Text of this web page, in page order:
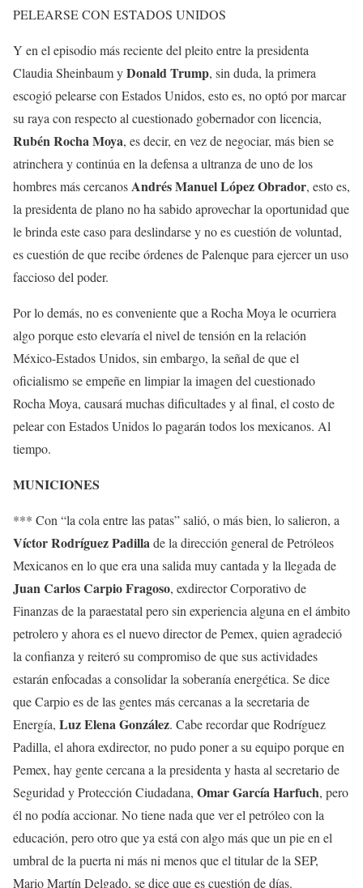
PELEARSE CON ESTADOS UNIDOS
Y en el episodio más reciente del pleito entre la presidenta
Claudia Sheinbaum yDonald Trump, sin duda, la primera
escogió pelearse con Estados Unidos, esto es, no optó por marcar
su raya con respecto al cuestionado gobernador con licencia,
Rubén Rocha Moya, es decir, en vez de negociar, más bien se
atrinchera y continúa en la defensa a ultranza de uno de los
hombres más cercanosAndrés Manuel López Obrador, esto es,
la presidenta de plano no ha sabido aprovechar la oportunidad que
le brinda este caso para deslindarse y no es cuestión de voluntad,
es cuestión de que recibe órdenes de Palenque para ejercer un uso
faccioso del poder.
Por lo demás, no es conveniente que a Rocha Moya le ocurriera
algo porque esto elevaría el nivel de tensión en la relación
México-Estados Unidos, sin embargo, la señal de que el
oficialismo se empeñe en limpiar la imagen del cuestionado
Rocha Moya, causará muchas dificultades y al final, el costo de
pelear con Estados Unidos lo pagarán todos los mexicanos. Al
tiempo.
MUNICIONES
*** Con “la cola entre las patas” salió, o más bien, lo salieron, a
Víctor Rodríguez Padillade la dirección general de Petróleos
Mexicanos en lo que era una salida muy cantada y la llegada de
Juan Carlos Carpio Fragoso, exdirector Corporativo de
Finanzas de la paraestatal pero sin experiencia alguna en el ámbito
petrolero y ahora es el nuevo director de Pemex, quien agradeció
la confianza y reiteró su compromiso de que sus actividades
estarán enfocadas a consolidar la soberanía energética. Se dice
que Carpio es de las gentes más cercanas a la secretaria de
Energía, Luz Elena González. Cabe recordar que Rodríguez
Padilla, el ahora exdirector, no pudo poner a su equipo porque en
Pemex, hay gente cercana a la presidenta y hasta al secretario de
Seguridad y Protección Ciudadana, Omar García Harfuch, pero
él no podía accionar. No tiene nada que ver el petróleo con la
educación, pero otro que ya está con algo más que un pie en el
umbral de la puerta ni más ni menos que el titular de la SEP,
Mario Martín Delgado, se dice que es cuestión de días.